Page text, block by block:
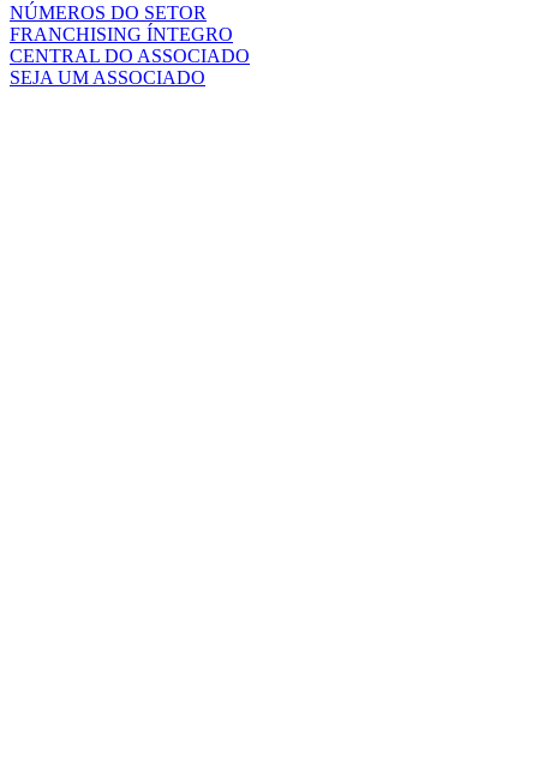
NÚMEROS DO SETOR
FRANCHISING ÍNTEGRO
CENTRAL DO ASSOCIADO
SEJA UM ASSOCIADO